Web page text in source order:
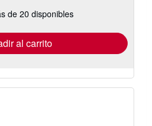
envío
de 20 disponibles
al carrito